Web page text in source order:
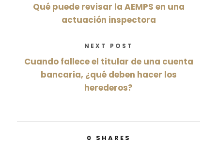
Qué puede revisar la AEMPS en una
actuación inspectora
NEXT POST
Cuando fallece el titular de una cuenta
bancaria, ¿qué deben hacer los
herederos?
0 SHARES